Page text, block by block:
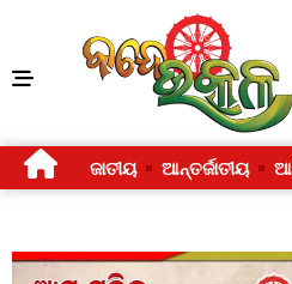
ଜାତୀୟ ଆନ୍ତର୍ଜାତୀୟ